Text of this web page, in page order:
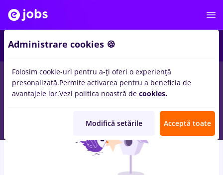
locuri de muncainsolventa, Part timeinTimisoara
Entry-Level (< 2 ani)inConstructii / Instalatii, IT / Telecom
Administrare cookies 🍪
Folosim cookie-uri pentru a-ți oferi o experiență
presonalizată.Permite activarea pentru a beneficia de
avantajele lor.Vezi politica noastră de cookies.
Modifică setările Acceptă toate